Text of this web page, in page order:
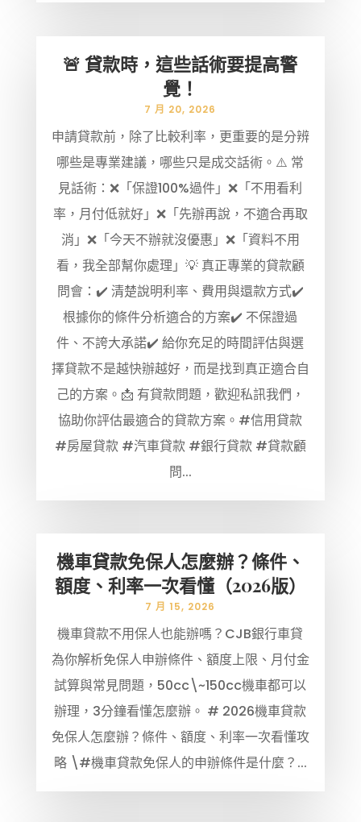
🚨 貸款時，這些話術要提高警
覺！
7 月 20, 2026
申請貸款前，除了比較利率，更重要的是分辨
哪些是專業建議，哪些只是成交話術。⚠️ 常
見話術：❌「保證100%過件」❌「不用看利
率，月付低就好」❌「先辦再說，不適合再取
消」❌「今天不辦就沒優惠」❌「資料不用
看，我全部幫你處理」💡 真正專業的貸款顧
問會：✔️ 清楚說明利率、費用與還款方式✔️
根據你的條件分析適合的方案✔️ 不保證過
件、不誇大承諾✔️ 給你充足的時間評估與選
擇貸款不是越快辦越好，而是找到真正適合自
己的方案。📩 有貸款問題，歡迎私訊我們，
協助你評估最適合的貸款方案。#信用貸款
#房屋貸款 #汽車貸款 #銀行貸款 #貸款顧
問...
機車貸款免保人怎麼辦？條件、
額度、利率一次看懂（2026版）
7 月 15, 2026
機車貸款不用保人也能辦嗎？CJB銀行車貸
為你解析免保人申辦條件、額度上限、月付金
試算與常見問題，50cc\~150cc機車都可以
辦理，3分鐘看懂怎麼辦。 # 2026機車貸款
免保人怎麼辦？條件、額度、利率一次看懂攻
略 \#機車貸款免保人的申辦條件是什麼？...